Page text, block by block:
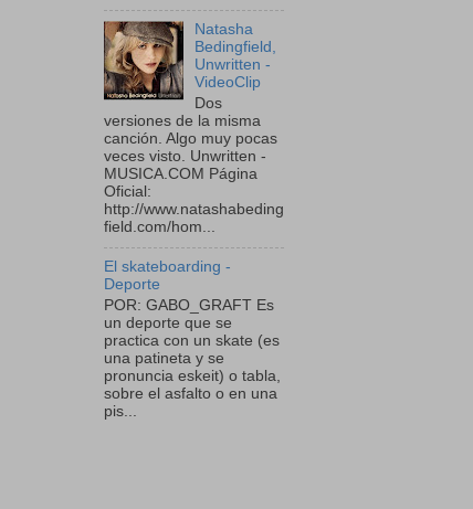
Natasha
Bedingfield,
Unwritten -
VideoClip
Dos
versiones de la misma
canción. Algo muy pocas
veces visto. Unwritten -
MUSICA.COM Página
Oficial:
http://www.natashabeding
field.com/hom...
El skateboarding -
Deporte
POR: GABO_GRAFT Es
un deporte que se
practica con un skate (es
una patineta y se
pronuncia eskeit) o tabla,
sobre el asfalto o en una
pis...